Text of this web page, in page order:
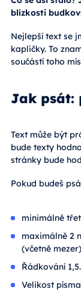
blízkosti
Nejlepší text se
kapličky. To
součástí toho
Jak psát:
Text může být
bude texty
stránky bude
Pokud budeš
minimálně
maximálně 2
(včetně
Řádkování 1,5.
Velikost